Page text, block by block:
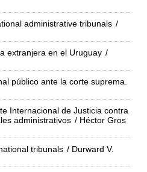
administrative tribunals /
extranjera en el Uruguay /
público ante la corte suprema.
Internacional de Justicia contra
administrativos / Héctor Gros
tribunals / Durward V.